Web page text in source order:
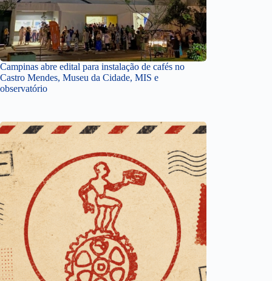
Campinas abre edital para instalação de cafés no
Castro Mendes, Museu da Cidade, MIS e
observatório